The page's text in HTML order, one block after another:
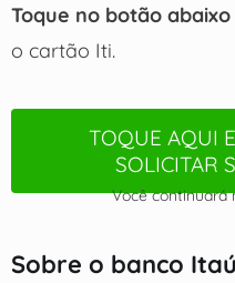
Toque no botão abaixo
o cartão Iti.
TOQUE AQUI
SOLICITAR
Você continuará
Sobre o banco Itaú